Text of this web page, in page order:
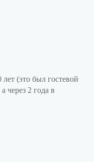
(это был гостевой
через 2 года в